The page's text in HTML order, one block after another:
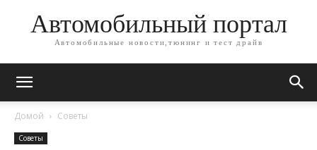
Автомобильный портал
Автомобильные новости,тюнинг и тест драйв
Домой Советы
Советы